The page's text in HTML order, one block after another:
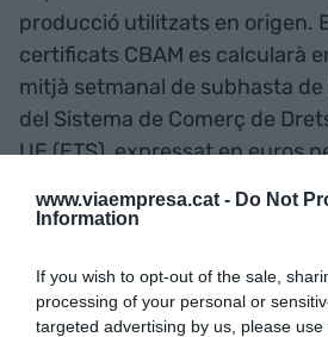
www.viaempresa.cat - Do Not
Information
If you wish to opt-out of the sale,
processing of your personal or
targeted advertising by us, please
producció utilitzats en origen.
certificats CBAM es calcularà
mitjà setmanal de subhasta
del Sistema de Comerç de
UE (ETS), expressat en euros
d'emissió ja s'aplica
en energia.